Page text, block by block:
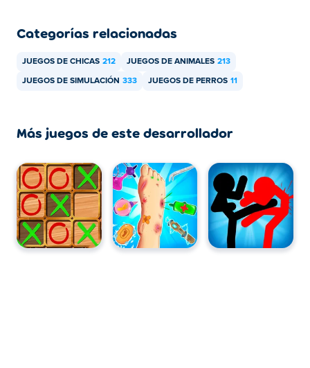
Categorías relacionadas
JUEGOS DE CHICAS 212 JUEGOS DE ANIMALES 213
JUEGOS DE SIMULACIÓN 333 JUEGOS DE PERROS 11
Más juegos de este desarrollador